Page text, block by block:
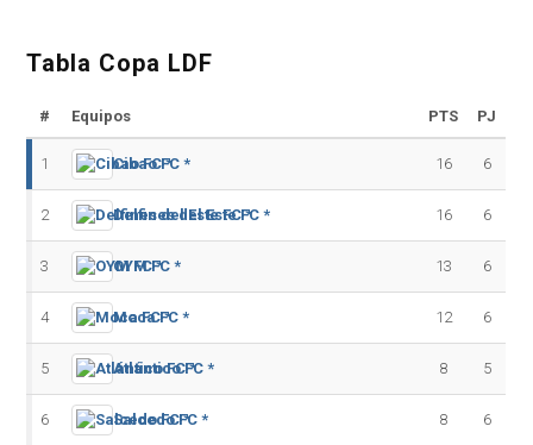
Tabla Copa LDF
# Equipos PTS PJ
1 Cibao FC * 16 6
2 Delfines del Este FC * 16 6
3 OYM FC * 13 6
4 Moca FC * 12 6
5 Atlántico FC * 8 5
6 Salcedo FC * 8 6